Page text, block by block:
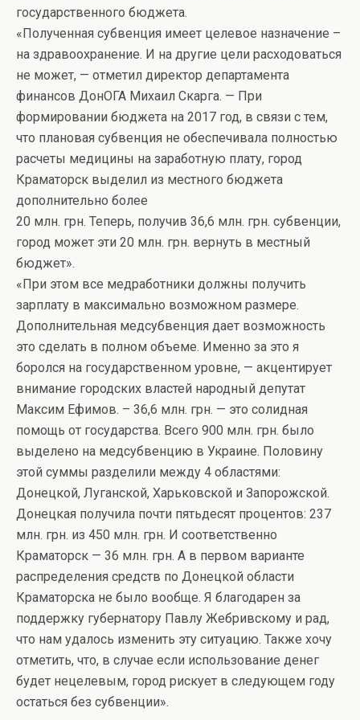
государственного бюджета.
«Полученная субвенция имеет целевое назначение –
на здравоохранение. И на другие цели расходоваться
не может, — отметил директор департамента
финансов ДонОГА Михаил Скарга. — При
формировании бюджета на 2017 год, в связи с тем,
что плановая субвенция не обеспечивала полностью
расчеты медицины на заработную плату, город
Краматорск выделил из местного бюджета
дополнительно более
20 млн. грн. Теперь, получив 36,6 млн. грн. субвенции,
город может эти 20 млн. грн. вернуть в местный
бюджет».
«При этом все медработники должны получить
зарплату в максимально возможном размере.
Дополнительная медсубвенция дает возможность
это сделать в полном объеме. Именно за это я
боролся на государственном уровне, — акцентирует
внимание городских властей народный депутат
Максим Ефимов. – 36,6 млн. грн. — это солидная
помощь от государства. Всего 900 млн. грн. было
выделено на медсубвенцию в Украине. Половину
этой суммы разделили между 4 областями:
Донецкой, Луганской, Харьковской и Запорожской.
Донецкая получила почти пятьдесят процентов: 237
млн. грн. из 450 млн. грн. И соответственно
Краматорск — 36 млн. грн. А в первом варианте
распределения средств по Донецкой области
Краматорска не было вообще. Я благодарен за
поддержку губернатору Павлу Жебривскому и рад,
что нам удалось изменить эту ситуацию. Также хочу
отметить, что, в случае если использование денег
будет нецелевым, город рискует в следующем году
остаться без субвенции».